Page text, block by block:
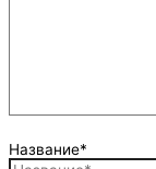
Название*